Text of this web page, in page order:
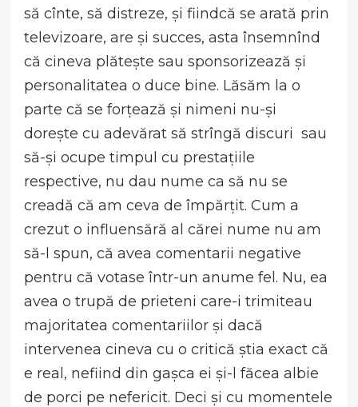
să cînte, să distreze, și fiindcă se arată prin
televizoare, are și succes, asta însemnînd
că cineva plătește sau sponsorizează și
personalitatea o duce bine. Lăsăm la o
parte că se forțează și nimeni nu-și
dorește cu adevărat să strîngă discuri sau
să-și ocupe timpul cu prestațiile
respective, nu dau nume ca să nu se
creadă că am ceva de împărțit. Cum a
crezut o influensără al cărei nume nu am
să-l spun, că avea comentarii negative
pentru că votase într-un anume fel. Nu, ea
avea o trupă de prieteni care-i trimiteau
majoritatea comentariilor și dacă
intervenea cineva cu o critică știa exact că
e real, nefiind din gașca ei și-l făcea albie
de porci pe nefericit. Deci și cu momentele